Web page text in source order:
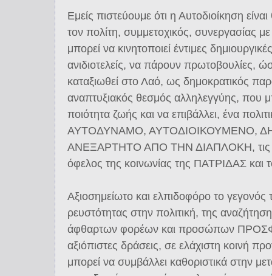
Εμείς πιστεύουμε ότι η Αυτοδιοίκηση
τον πολίτη, συμμετοχικός, συνεργασίας
μπορεί να κινητοποιεί έντιμες
ανιδιοτελείς, να πάρουν πρωτοβουλίες,
καταξιωθεί στο Λαό, ως δημοκρατικός
αναπτυξιακός θεσμός αλληλεγγύης, που
ποιότητα ζωής και να επιβάλλει, ένα
ΑΥΤΟΔΥΝΑΜΟ, ΑΥΤΟΔΙΟΙΚΟΥΜΕΝΟ,
ΑΝΕΞΑΡΤΗΤΟ ΑΠΟ ΤΗΝ ΔΙΑΠΛΟΚΗ,
όφελος της κοινωνίας της ΠΑΤΡΙΔΑΣ
Αξιοσημείωτο και ελπιδοφόρο το γεγονός
ρευστότητας στην πολιτική, της
άφθαρτων φορέων και προσώπων
αξιόπιστες δράσεις, σε ελάχιστη κοινή
μπορεί να συμβάλλει καθοριστικά στην